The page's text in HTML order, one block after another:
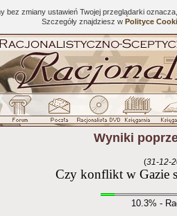
zmiany ustawień Twojej przeglądarki
Szczegóły znajdziesz w Polityce
Wyniki
(31-12-
Czy konflikt w Gazie
10.3% -